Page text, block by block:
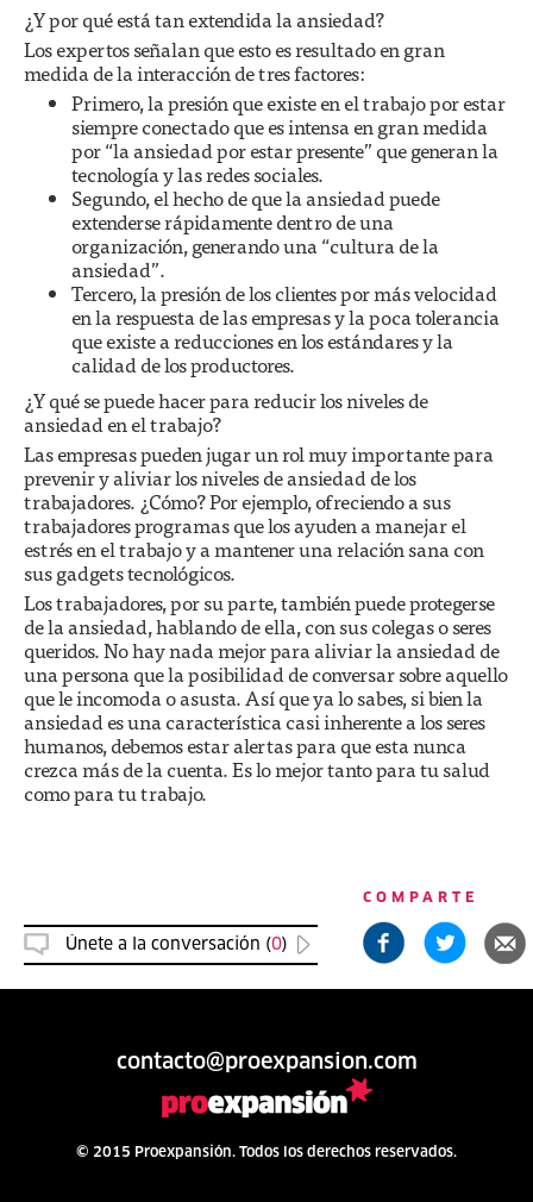
¿Y por qué está tan extendida la ansiedad?
Los expertos señalan que esto es resultado en gran
medida de la interacción de tres factores:
Primero, la presión que existe en el trabajo por estar
siempre conectado que es intensa en gran medida
por “la ansiedad por estar presente” que generan la
tecnología y las redes sociales.
Segundo, el hecho de que la ansiedad puede
extenderse rápidamente dentro de una
organización, generando una “cultura de la
ansiedad”.
Tercero, la presión de los clientes por más velocidad
en la respuesta de las empresas y la poca tolerancia
que existe a reducciones en los estándares y la
calidad de los productores.
¿Y qué se puede hacer para reducir los niveles de
ansiedad en el trabajo?
Las empresas pueden jugar un rol muy importante para
prevenir y aliviar los niveles de ansiedad de los
trabajadores. ¿Cómo? Por ejemplo, ofreciendo a sus
trabajadores programas que los ayuden a manejar el
estrés en el trabajo y a mantener una relación sana con
sus gadgets tecnológicos.
Los trabajadores, por su parte, también puede protegerse
de la ansiedad, hablando de ella, con sus colegas o seres
queridos. No hay nada mejor para aliviar la ansiedad de
una persona que la posibilidad de conversar sobre aquello
que le incomoda o asusta. Así que ya lo sabes, si bien la
ansiedad es una característica casi inherente a los seres
humanos, debemos estar alertas para que esta nunca
crezca más de la cuenta. Es lo mejor tanto para tu salud
como para tu trabajo.
Únete a la conversación (0)
COMPARTE
contacto@proexpansion.com
© 2015 Proexpansión. Todos los derechos reservados.